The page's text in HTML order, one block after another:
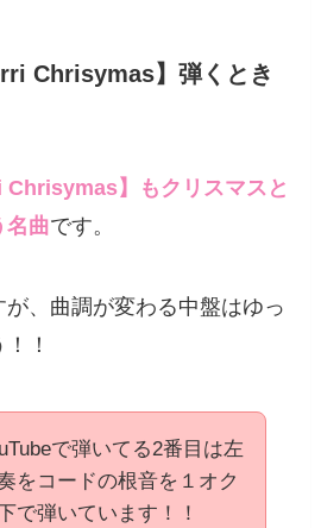
Chrisymas】弾くとき
Chrisymas】もクリスマスと
名曲です。
、曲調が変わる中盤はゆっ
！
で弾いてる2番目は左
をコードの根音を１オク
で弾いています！！